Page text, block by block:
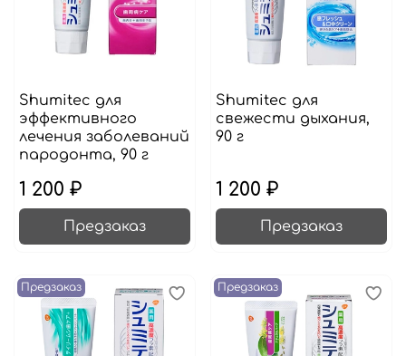
Shumitec для
эффективного
лечения заболеваний
пародонта, 90 г
1 200 ₽
Предзаказ
Shumitec для
свежести дыхания,
90 г
1 200 ₽
Предзаказ
Предзаказ Предзаказ